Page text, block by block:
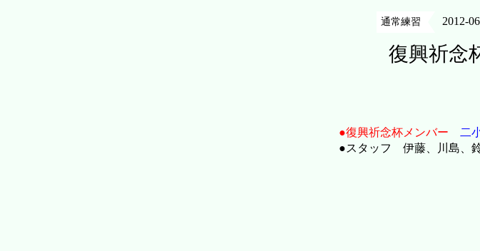
通常練習 2012-
復興祈念
●復興祈念杯メンバー 二
●スタッフ 伊藤、川島、